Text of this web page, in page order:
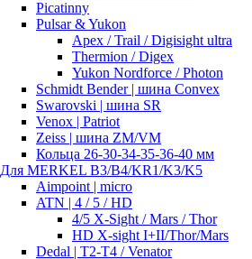
Picatinny
Pulsar & Yukon
Apex / Trail / Digisight ultra
Thermion / Digex
Yukon Nordforce / Photon
Schmidt Bender | шина Convex
Swarovski | шина SR
Venox | Patriot
Zeiss | шина ZM/VM
Кольца 26-30-34-35-36-40 мм
Для MERKEL B3/B4/KR1/K3/K5
Aimpoint | micro
ATN | 4 / 5 / HD
4/5 X-Sight / Mars / Thor
HD X-sight I+II/Thor/Mars
Dedal | T2-T4 / Venator